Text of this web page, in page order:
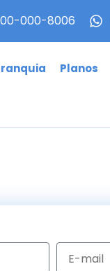
000-8006
Planos